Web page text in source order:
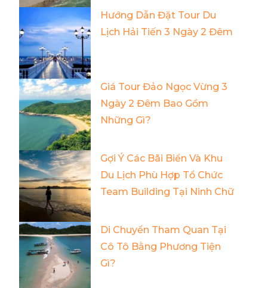
Hướng Dẫn Đặt Tour Du
Lịch Hải Tiến 3 Ngày 2 Đêm
Giá Tour Đảo Ngọc Vừng 3
Ngày 2 Đêm Bao Gồm
Những Gì?
Gợi Ý Các Bãi Biển Và Khu
Du Lịch Phù Hợp Tổ Chức
Team Building Tại Ninh Chữ
Di Chuyển Tham Quan Tại
Cô Tô Bằng Phương Tiện
Gì?